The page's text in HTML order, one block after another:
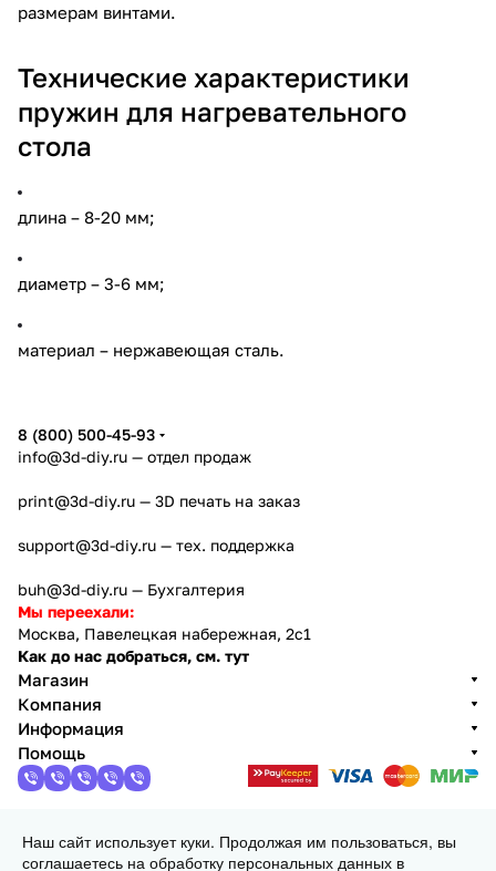
размерам винтами.
Технические характеристики
пружин для нагревательного
стола
длина – 8-20 мм;
диаметр – 3-6 мм;
материал – нержавеющая сталь.
8 (800) 500-45-93
info@3d-diy.ru — отдел продаж
print@3d-diy.ru — 3D печать на заказ
support@3d-diy.ru — тех. поддержка
buh@3d-diy.ru — Бухгалтерия
Мы переехали:
Москва, Павелецкая набережная, 2с1
Как до нас добраться, см. тут
Магазин
Компания
Информация
Помощь
2013 - 2026 © 3DiY (Тридиай) - интернет-магазин
комплектующих для 3D принтеров, ЧПУ станков и
Наш сайт использует куки. Продолжая им пользоваться, вы
соглашаетесь на обработку персональных данных в